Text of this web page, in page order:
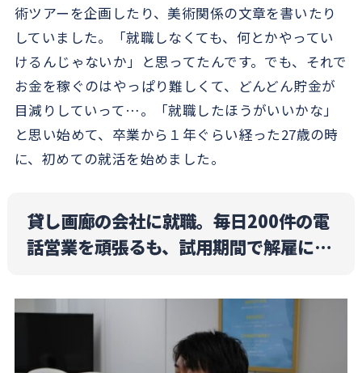
術ツアーを企画したり、美術関係の文章を書いたり
していました。「就職しなくても、何とかやってい
けるんじゃないか」と思ってたんです。でも、それで
お金を稼ぐのはやっぱり難しくて、どんどん貯金が
目減りしていって…。「就職したほうがいいかな」
と思い始めて、卒業から１年ぐらい経った27歳の時
に、初めての就活を始めました。
貸し画廊の会社に就職。毎日200件の電
話営業を頑張るも、試用期間で解雇に…